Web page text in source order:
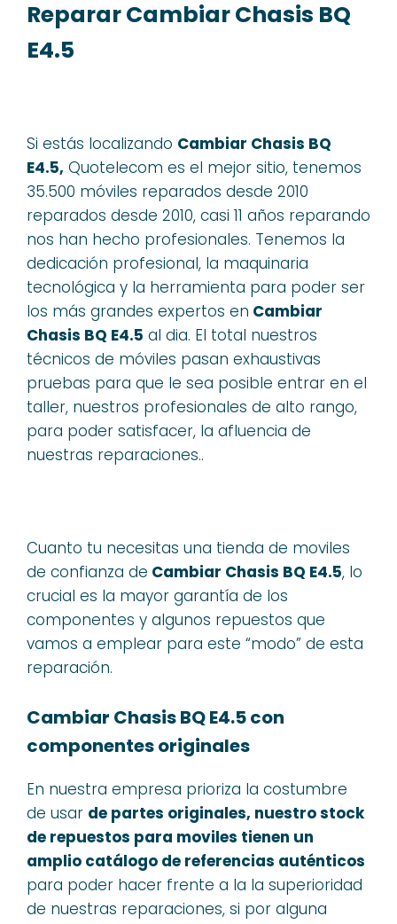
Reparar Cambiar Chasis BQ
E4.5
Si estás localizando Cambiar Chasis BQ
E4.5, Quotelecom es el mejor sitio, tenemos
35.500 móviles reparados desde 2010
reparados desde 2010, casi 11 años reparando
nos han hecho profesionales. Tenemos la
dedicación profesional, la maquinaria
tecnológica y la herramienta para poder ser
los más grandes expertos en Cambiar
Chasis BQ E4.5 al dia. El total nuestros
técnicos de móviles pasan exhaustivas
pruebas para que le sea posible entrar en el
taller, nuestros profesionales de alto rango,
para poder satisfacer, la afluencia de
nuestras reparaciones..
Cuanto tu necesitas una tienda de moviles
de confianza de Cambiar Chasis BQ E4.5, lo
crucial es la mayor garantía de los
componentes y algunos repuestos que
vamos a emplear para este “modo” de esta
reparación.
Cambiar Chasis BQ E4.5 con
componentes originales
En nuestra empresa prioriza la costumbre
de usar de partes originales, nuestro stock
de repuestos para moviles tienen un
amplio catálogo de referencias auténticos
para poder hacer frente a la la superioridad
de nuestras reparaciones, si por alguna